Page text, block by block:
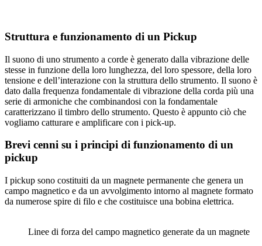
Struttura e funzionamento di un Pickup
Il suono di uno strumento a corde è generato dalla vibrazione delle
stesse in funzione della loro lunghezza, del loro spessore, della loro
tensione e dell’interazione con la struttura dello strumento. Il suono è
dato dalla frequenza fondamentale di vibrazione della corda più una
serie di armoniche che combinandosi con la fondamentale
caratterizzano il timbro dello strumento. Questo è appunto ciò che
vogliamo catturare e amplificare con i pick-up.
Brevi cenni su i principi di funzionamento di un
pickup
I pickup sono costituiti da un magnete permanente che genera un
campo magnetico e da un avvolgimento intorno al magnete formato
da numerose spire di filo e che costituisce una bobina elettrica.
Linee di forza del campo magnetico generate da un magnete